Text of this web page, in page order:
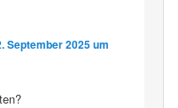
September 2025 um